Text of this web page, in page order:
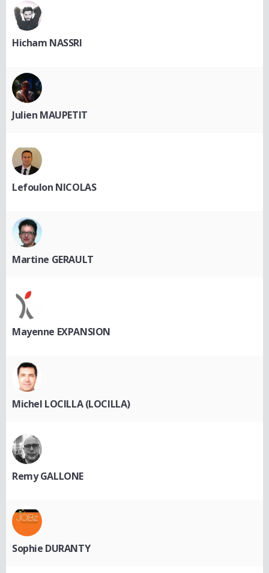
Hicham NASSRI
Julien MAUPETIT
Lefoulon NICOLAS
Martine GERAULT
Mayenne EXPANSION
Michel LOCILLA (LOCILLA)
Remy GALLONE
Sophie DURANTY